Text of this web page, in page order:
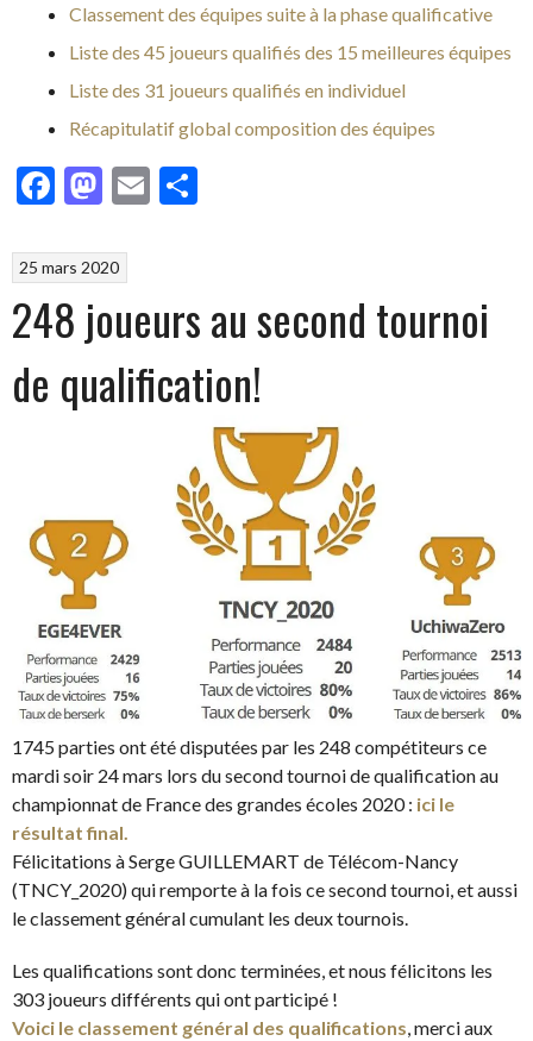
Classement des équipes suite à la phase qualificative
Liste des 45 joueurs qualifiés des 15 meilleures équipes
Liste des 31 joueurs qualifiés en individuel
Récapitulatif global composition des équipes
Facebook
Mastodon
Email
25 mars 2020
248 joueurs au second tournoi
de qualification!
1745 parties ont été disputées par les 248 compétiteurs ce
mardi soir 24 mars lors du second tournoi de qualification au
championnat de France des grandes écoles 2020 : ici le
résultat final.
Félicitations à Serge GUILLEMART de Télécom-Nancy
(TNCY_2020) qui remporte à la fois ce second tournoi, et aussi
le classement général cumulant les deux tournois.
Les qualifications sont donc terminées, et nous félicitons les
303 joueurs différents qui ont participé !
Voici le classement général des qualifications, merci aux